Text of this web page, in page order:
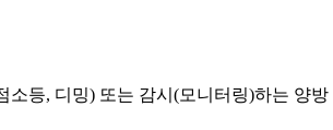
등, 디밍) 또는 감시(모니터링)하는 양방